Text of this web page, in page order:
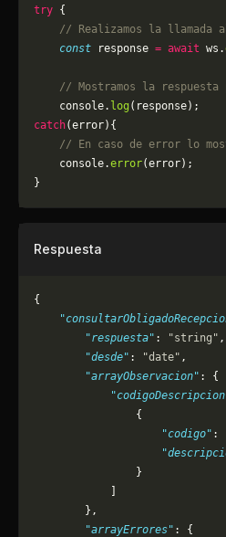
try {
// Realizamos la llamada
    const
response = await ws.
// Mostramos la respuesta
    console.
log (response);
catch(error){
// En caso de error lo
	console.
error(error);
}
Respuesta
{
        "respuesta"
: "string" ,
        "desde"
: "date" ,
        "arrayObservacion"
: {
                {
                    "codigo"
:
                }
        },
        "arrayErrores"
: {